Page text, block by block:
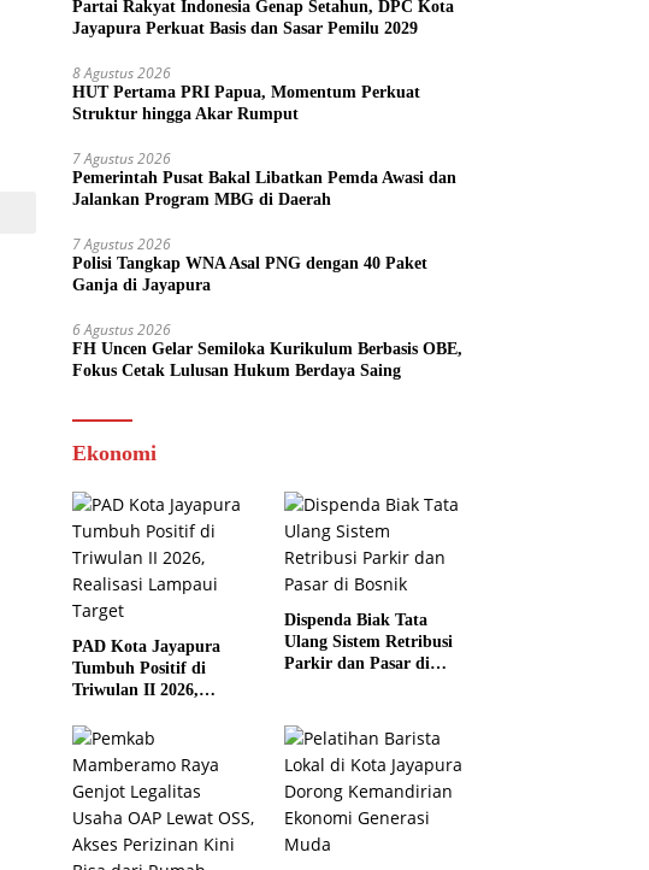
Partai Rakyat Indonesia Genap Setahun, DPC Kota
Jayapura Perkuat Basis dan Sasar Pemilu 2029
8 Agustus 2026
HUT Pertama PRI Papua, Momentum Perkuat
Struktur hingga Akar Rumput
7 Agustus 2026
Pemerintah Pusat Bakal Libatkan Pemda Awasi dan
Jalankan Program MBG di Daerah
7 Agustus 2026
Polisi Tangkap WNA Asal PNG dengan 40 Paket
Ganja di Jayapura
6 Agustus 2026
FH Uncen Gelar Semiloka Kurikulum Berbasis OBE,
Fokus Cetak Lulusan Hukum Berdaya Saing
Ekonomi
PAD Kota Jayapura
Tumbuh Positif di
Triwulan II 2026,
Target
Dispenda Biak Tata
Ulang Sistem Retribusi
Parkir dan Pasar di